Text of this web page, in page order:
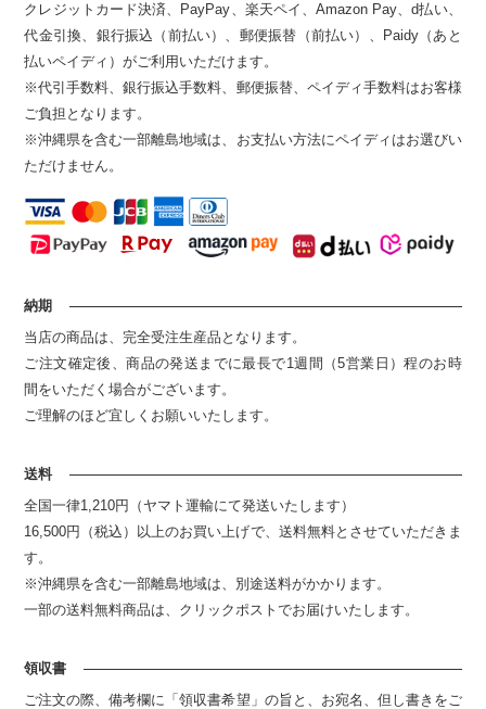
クレジットカード決済、PayPay、楽天ペイ、Amazon Pay、d払い、
代金引換、銀行振込（前払い）、郵便振替（前払い）、Paidy（あと
払いペイディ）がご利用いただけます。
※代引手数料、銀行振込手数料、郵便振替、ペイディ手数料はお客様
ご負担となります。
※沖縄県を含む一部離島地域は、お支払い方法にペイディはお選びい
ただけません。
納期
当店の商品は、完全受注生産品となります。
ご注文確定後、商品の発送までに最長で1週間（5営業日）程のお時
間をいただく場合がございます。
ご理解のほど宜しくお願いいたします。
送料
全国一律1,210円（ヤマト運輸にて発送いたします）
16,500円（税込）以上のお買い上げで、送料無料とさせていただきま
す。
※沖縄県を含む一部離島地域は、別途送料がかかります。
一部の送料無料商品は、クリックポストでお届けいたします。
領収書
ご注文の際、備考欄に「領収書希望」の旨と、お宛名、但し書きをご